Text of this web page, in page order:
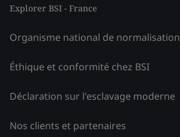
Explorer BSI - France
Organisme national de normalisation
Éthique et conformité chez BSI
Déclaration sur l'esclavage moderne
Nos clients et partenaires